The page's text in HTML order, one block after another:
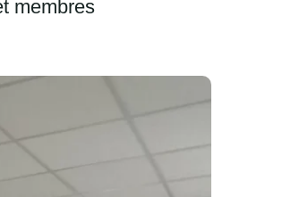
membres